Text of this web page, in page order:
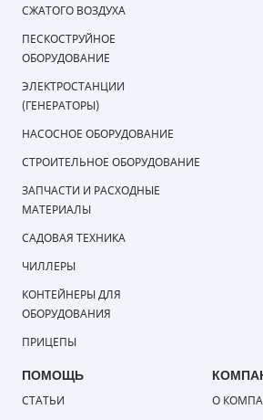
СЖАТОГО ВОЗДУХА
ПЕСКОСТРУЙНОЕ
ОБОРУДОВАНИЕ
ЭЛЕКТРОСТАНЦИИ
(ГЕНЕРАТОРЫ)
НАСОСНОЕ ОБОРУДОВАНИЕ
СТРОИТЕЛЬНОЕ ОБОРУДОВАНИЕ
ЗАПЧАСТИ И РАСХОДНЫЕ
МАТЕРИАЛЫ
САДОВАЯ ТЕХНИКА
ЧИЛЛЕРЫ
КОНТЕЙНЕРЫ ДЛЯ
ОБОРУДОВАНИЯ
ПРИЦЕПЫ
ПОМОЩЬ
СТАТЬИ
О